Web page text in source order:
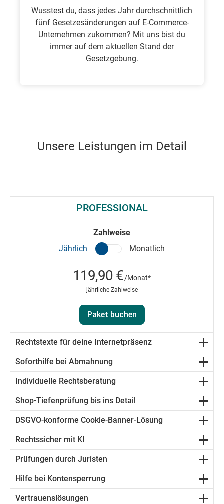
Wusstest du, dass jedes Jahr durchschnittlich
fünf Gesetzesänderungen auf E-Commerce-
Unternehmen zukommen? Mit uns bist du
immer auf dem aktuellen Stand der
Gesetzgebung.
Unsere Leistungen im Detail
PROFESSIONAL
Rechtstexte für deine Internetpräsenz
Soforthilfe bei Abmahnung
Individuelle Rechtsberatung
Shop-Tiefenprüfung bis ins Detail
DSGVO-konforme Cookie-Banner-Lösung
Rechtssicher mit KI
Prüfungen durch Juristen
Hilfe bei Kontensperrung
Vertrauenslösungen
Zahlweise
Jährlich
Monatlich
119,90 €/Monat*
jährliche Zahlweise
Paket buchen